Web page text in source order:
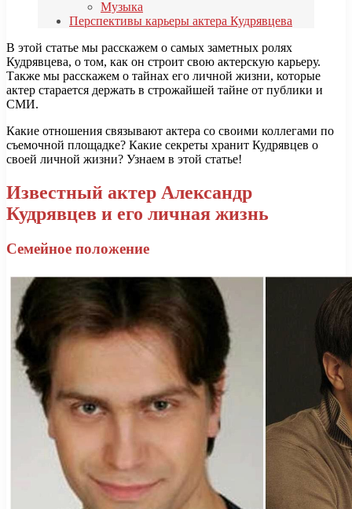
Музыка
Перспективы карьеры актера Кудрявцева
В этой статье мы расскажем о самых заметных ролях
Кудрявцева, о том, как он строит свою актерскую карьеру.
Также мы расскажем о тайнах его личной жизни, которые
актер старается держать в строжайшей тайне от публики и
СМИ.
Какие отношения связывают актера со своими коллегами по
съемочной площадке? Какие секреты хранит Кудрявцев о
своей личной жизни? Узнаем в этой статье!
Известный актер Александр
Кудрявцев и его личная жизнь
Семейное положение